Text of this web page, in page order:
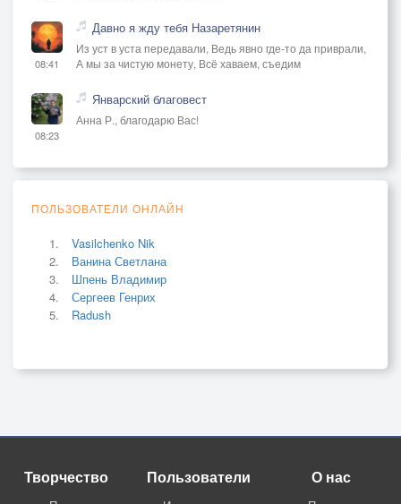
08:41
Давно я жду тебя Назаретянин
Из уст в уста передавали, Ведь явно где-то да приврали,
А мы за чистую монету, Всё хаваем, съедим
08:23
Январский благовест
Анна Р., благодарю Вас!
ПОЛЬЗОВАТЕЛИ ОНЛАЙН
Vasilchenko Nik
Ванина Светлана
Шпень Владимир
Сергеев Генрих
Radush
Творчество Пользователи О нас